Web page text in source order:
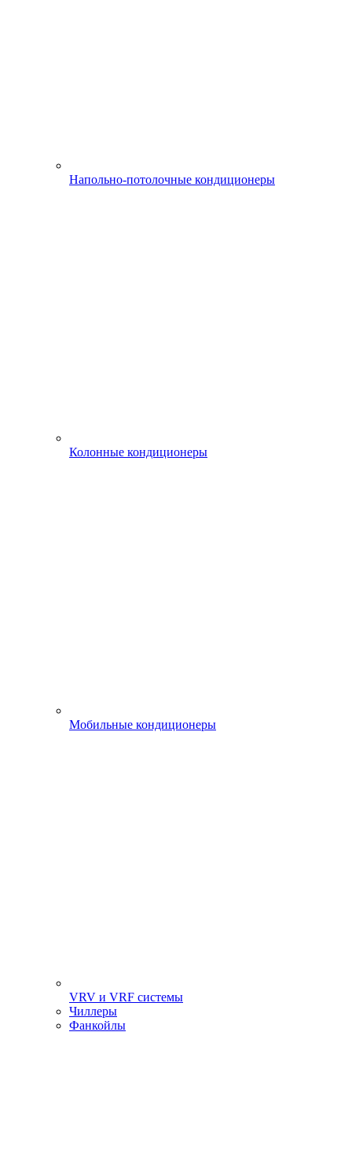
Напольно-потолочные кондиционеры
Колонные кондиционеры
Мобильные кондиционеры
VRV и VRF системы
Чиллеры
Фанкойлы